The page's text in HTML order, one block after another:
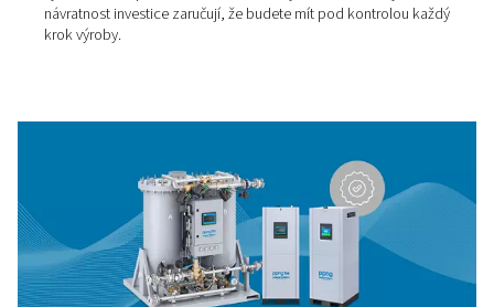
Hlavní výhody
sušiček stlačeného vzduchu